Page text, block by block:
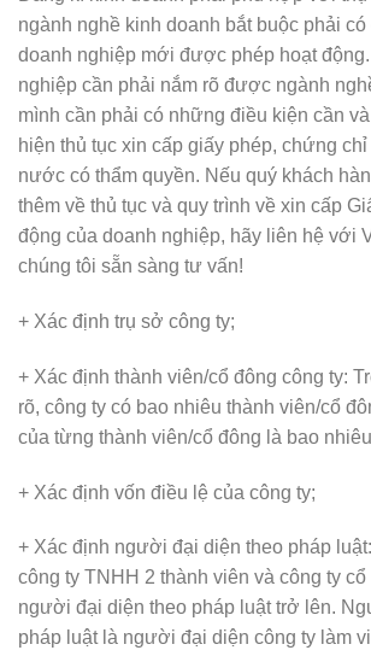
ngành nghề kinh doanh bắt buộc phải
doanh nghiệp mới được phép hoạt
nghiệp cần phải nắm rõ được ngành
mình cần phải có những điều kiện cần
hiện thủ tục xin cấp giấy phép, chứng
nước có thẩm quyền. Nếu quý khách
thêm về thủ tục và quy trình về xin cấp
động của doanh nghiệp, hãy liên hệ với
chúng tôi sẵn sàng tư vấn!
+ Xác định trụ sở công ty;
+ Xác định thành viên/cổ đông công ty:
rõ, công ty có bao nhiêu thành viên/cổ
của từng thành viên/cổ đông là bao
+ Xác định vốn điều lệ của công ty;
+ Xác định người đại diện theo pháp
công ty TNHH 2 thành viên và công ty
người đại diện theo pháp luật trở lên.
pháp luật là người đại diện công ty làm